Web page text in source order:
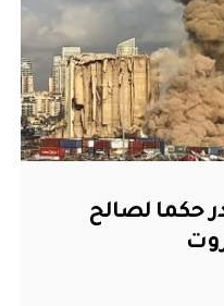
حكما لصالح